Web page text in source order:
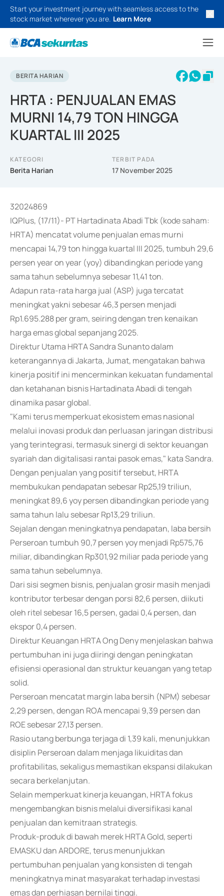
Start your investment journey with seamless access to the
stock market wherever you are. Learn More
BERITA HARIAN
HRTA : PENJUALAN EMAS
MURNI 14,79 TON HINGGA
KUARTAL III 2025
KATEGORI
Berita Harian
TERBIT PADA
17 November 2025
32024869
IQPlus, (17/11)- PT Hartadinata Abadi Tbk (kode saham:
HRTA) mencatat volume penjualan emas murni
mencapai 14,79 ton hingga kuartal III 2025, tumbuh 29,6
persen year on year (yoy) dibandingkan periode yang
sama tahun sebelumnya sebesar 11,41 ton.
Adapun rata-rata harga jual (ASP) juga tercatat
meningkat yakni sebesar 46,3 persen menjadi
Rp1.695.288 per gram, seiring dengan tren kenaikan
harga emas global sepanjang 2025.
Direktur Utama HRTA Sandra Sunanto dalam
keterangannya di Jakarta, Jumat, mengatakan bahwa
kinerja positif ini mencerminkan kekuatan fundamental
dan ketahanan bisnis Hartadinata Abadi di tengah
dinamika pasar global.
"Kami terus memperkuat ekosistem emas nasional
melalui inovasi produk dan perluasan jaringan distribusi
yang terintegrasi, termasuk sinergi di sektor keuangan
syariah dan digitalisasi rantai pasok emas," kata Sandra.
Dengan penjualan yang positif tersebut, HRTA
membukukan pendapatan sebesar Rp25,19 triliun,
meningkat 89,6 yoy persen dibandingkan periode yang
sama tahun lalu sebesar Rp13,29 triliun.
Sejalan dengan meningkatnya pendapatan, laba bersih
Perseroan tumbuh 90,7 persen yoy menjadi Rp575,76
miliar, dibandingkan Rp301,92 miliar pada periode yang
sama tahun sebelumnya.
Dari sisi segmen bisnis, penjualan grosir masih menjadi
kontributor terbesar dengan porsi 82,6 persen, diikuti
oleh ritel sebesar 16,5 persen, gadai 0,4 persen, dan
ekspor 0,4 persen.
Direktur Keuangan HRTA Ong Deny menjelaskan bahwa
pertumbuhan ini juga diiringi dengan peningkatan
efisiensi operasional dan struktur keuangan yang tetap
solid.
Perseroan mencatat margin laba bersih (NPM) sebesar
2,29 persen, dengan ROA mencapai 9,39 persen dan
ROE sebesar 27,13 persen.
Rasio utang berbunga terjaga di 1,39 kali, menunjukkan
disiplin Perseroan dalam menjaga likuiditas dan
profitabilitas, sekaligus memastikan ekspansi dilakukan
secara berkelanjutan.
Selain memperkuat kinerja keuangan, HRTA fokus
mengembangkan bisnis melalui diversifikasi kanal
penjualan dan kemitraan strategis.
Produk-produk di bawah merek HRTA Gold, seperti
EMASKU dan ARDORE, terus menunjukkan
pertumbuhan penjualan yang konsisten di tengah
meningkatnya minat masyarakat terhadap investasi
emas dan perhiasan bernilai tinggi.